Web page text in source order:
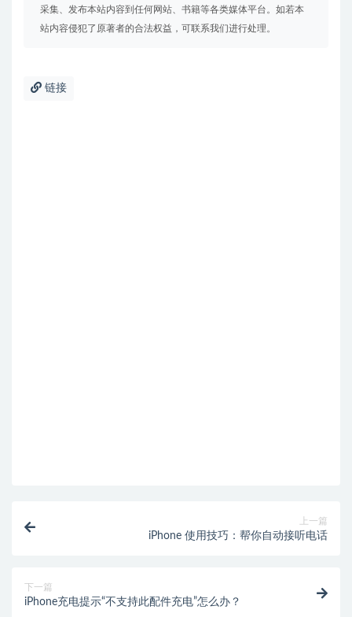
采集、发布本站内容到任何网站、书籍等各类媒体平台。如若本
站内容侵犯了原著者的合法权益，可联系我们进行处理。
链接
上一篇
iPhone 使用技巧：帮你自动接听电话
下一篇
iPhone充电提示“不支持此配件充电”怎么办？